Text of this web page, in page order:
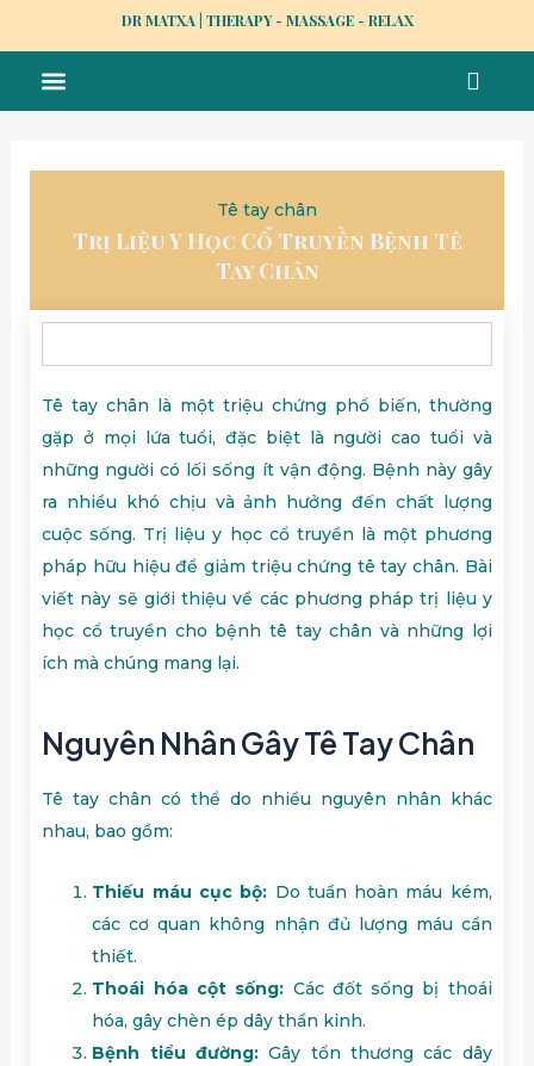
to
content
DR MATXA | THERAPY - MASSAGE - RELAX
Menu
Tê tay chân
Trị Liệu Y Học Cổ Truyền Bệnh Tê
Tay Chân
Tê tay chân là một triệu chứng phổ biến, thường
gặp ở mọi lứa tuổi, đặc biệt là người cao tuổi và
những người có lối sống ít vận động. Bệnh này gây
ra nhiều khó chịu và ảnh hưởng đến chất lượng
cuộc sống. Trị liệu y học cổ truyền là một phương
pháp hữu hiệu để giảm triệu chứng tê tay chân. Bài
viết này sẽ giới thiệu về các phương pháp trị liệu y
học cổ truyền cho bệnh tê tay chân và những lợi
ích mà chúng mang lại.
Nguyên Nhân Gây Tê Tay Chân
Tê tay chân có thể do nhiều nguyên nhân khác
nhau, bao gồm:
Thiếu máu cục bộ: Do tuần hoàn máu kém,
các cơ quan không nhận đủ lượng máu cần
thiết.
Thoái hóa cột sống: Các đốt sống bị thoái
hóa, gây chèn ép dây thần kinh.
Bệnh tiểu đường:Gây tổn thương các dây